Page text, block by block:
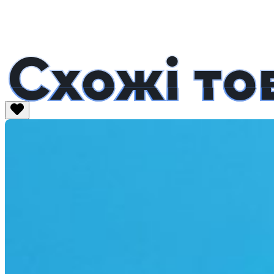
Схожі